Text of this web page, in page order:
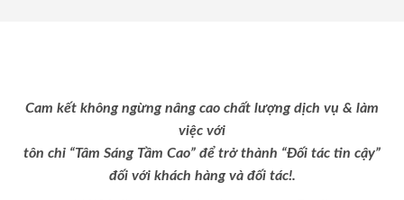
Cam kết không ngừng nâng cao chất lượng dịch vụ & làm
việc với
tôn chỉ “Tâm Sáng Tầm Cao” để trở thành “Đối tác tin cậy”
đối với khách hàng và đối tác!.